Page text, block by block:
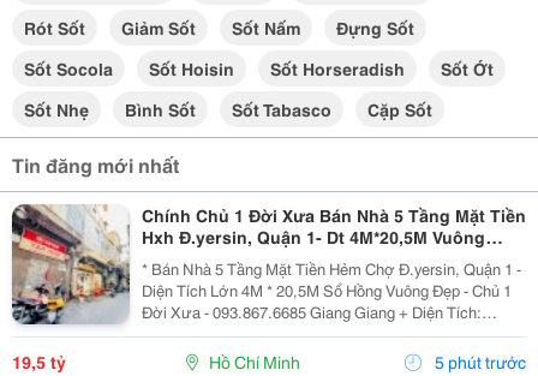
Rót Sốt
Giảm Sốt Sốt Nấm
Đựng Sốt
Sốt Socola
Sốt Hoisin Sốt Horseradish
Sốt Ớt
Sốt Nhẹ
Bình Sốt Sốt Tabasco Cặp Sốt
Tin đăng mới nhất
Chính Chủ 1 Đời Xưa Bán Nhà 5 Tầng Mặt Tiền
Hxh Đ.yersin, Quận 1- Dt 4M*20,5M Vuông
Đẹp- Giá Tốt Chỉ 19,5T- Nh Định Giá 19T- Khai
Thác Dòng
* Bán Nhà 5 Tầng Mặt Tiền Hẻm Chợ Đ.yersin, Quận 1 -
Diện Tích Lớn 4M * 20,5M Sổ Hồng Vuông Đẹp - Chủ 1
Đời Xưa - 093.867.6685 Giang Giang + Diện Tích:
80M2. + Kết Cấu: 5 Tầng Btct - 6Pn - 6 Wc. + Ngay Chợ
Bến Thành &Amp; Chợ Dân Sinh - Khu Vực...
19,5 tỷ Hồ Chí Minh 5 phút trước